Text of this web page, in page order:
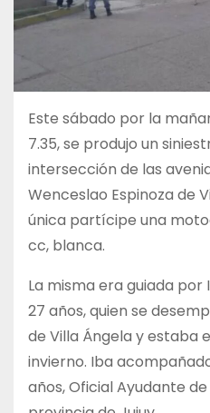
Este sábado por la
7.35, se produjo un
intersección de las
Wenceslao Espinoza de
única partícipe una
cc, blanca.
La misma era guiada por
27 años, quien se
de Villa Ángela y estaba
invierno. Iba
años, Oficial Ayudante